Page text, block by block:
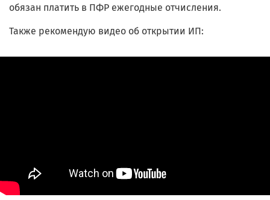
обязан платить в ПФР ежегодные отчисления.
Также рекомендую видео об открытии ИП: